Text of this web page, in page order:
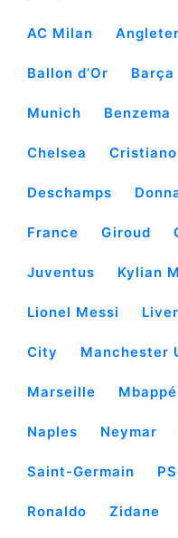
AC Milan
Ballon d’Or Barça
Munich Benzema
Chelsea
Deschamps
France Giroud
Juventus Kylian
Lionel Messi
City Manchester
Marseille Mbappé
Naples Neymar
Saint-Germain
Ronaldo Zidane